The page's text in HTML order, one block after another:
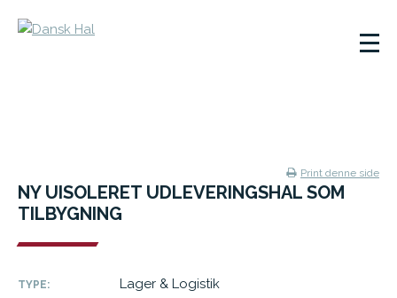
Print denne side
NY UISOLERET UDLEVERINGSHAL SOM
TILBYGNING
TYPE: Lager & Logistik